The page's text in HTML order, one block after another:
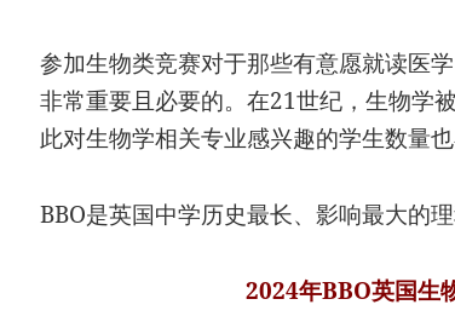
参加生物类竞赛对于那些有意愿就读医
非常重要且必要的。在21世纪，生物学
此对生物学相关专业感兴趣的学生数量
BBO是英国中学历史最长、影响最大的
2024年BBO英国生